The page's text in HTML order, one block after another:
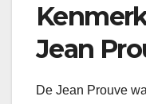
Jean
De Jean Prouve